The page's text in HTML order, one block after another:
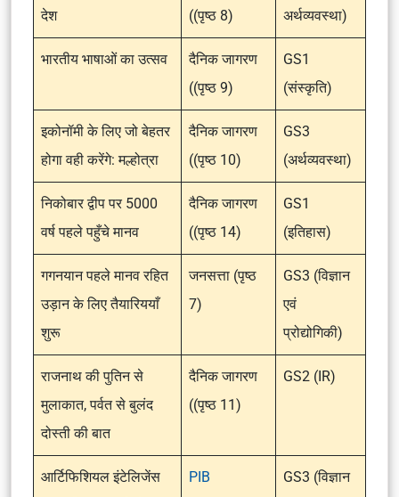
देश
((पृष्ठ 8)
अर्थव्यवस्था)
भारतीय भाषाओं का उत्सव
दैनिक जागरण
((पृष्ठ 9)
GS1
(संस्कृति)
इकोनॉमी के लिए जो बेहतर
होगा वही करेंगे: मल्होत्रा
दैनिक जागरण
((पृष्ठ 10)
GS3
(अर्थव्यवस्था)
निकोबार द्वीप पर 5000
वर्ष पहले पहुँचे मानव
दैनिक जागरण
((पृष्ठ 14)
GS1
(इतिहास)
गगनयान पहले मानव रहित
उड़ान के लिए तैयारिययाँ
शुरू
जनसत्ता (पृष्ठ
7)
GS3 (विज्ञान
एवं
प्रोद्योगिकी)
राजनाथ की पुतिन से
मुलाकात, पर्वत से बुलंद
दोस्ती की बात
दैनिक जागरण
((पृष्ठ 11)
GS2 (IR)
आर्टिफिशियल इंटेलिजेंस
PIB
GS3 (विज्ञान